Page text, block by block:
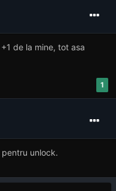
de la mine, tot asa
1
unlock.